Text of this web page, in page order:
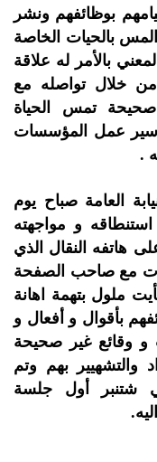
بوظائفهم ونشر
بالحيات الخاصة
بالأمر له علاقة
خلال تواصله مع
تمس الحياة
سير عمل المؤسسات
.
العامة صباح يوم
و مواجهته
هاتفه النقال الذي
مع صاحب الصفحة
ملول بتهمة اهانة
بأقوال و أفعال و
و وقائع غير صحيحة
والتشهيير بهم وتم
شتنبر أول جلسة